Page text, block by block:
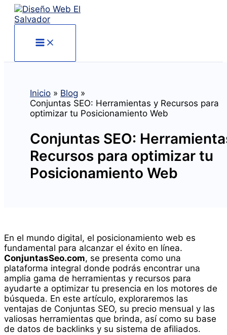
Inicio
Blog
Conjuntas SEO: Herramientas y Recursos para
optimizar tu Posicionamiento Web
Conjuntas SEO:
Recursos para optimizar tu
Posicionamiento Web
En el mundo digital, el posicionamiento web es
fundamental para alcanzar el éxito en línea.
ConjuntasSeo.com, se presenta como una
plataforma integral donde podrás encontrar una
amplia gama de herramientas y recursos para
ayudarte a optimizar tu presencia en los motores de
búsqueda. En este artículo, exploraremos las
ventajas de Conjuntas SEO, su precio mensual y las
valiosas herramientas que brinda, así como su base
de datos de backlinks y su sistema de afiliados.